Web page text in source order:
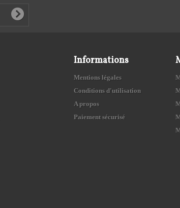
Informations
Mentions légales
Conditions d'utilisation
A propos
Paiement sécurisé